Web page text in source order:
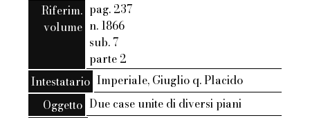
Riferim.
volume
pag. 237
n. 1866
sub. 7
parte 2
Intestatario Imperiale, Giuglio q. Placido
Oggetto Due case unite di diversi piani